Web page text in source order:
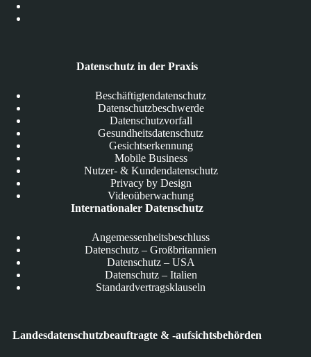
Datenschutz in der Praxis
Beschäftigtendatenschutz
Datenschutzbeschwerde
Datenschutzvorfall
Gesundheitsdatenschutz
Gesichtserkennung
Mobile Business
Nutzer- & Kundendatenschutz
Privacy by Design
Videoüberwachung
Internationaler Datenschutz
Angemessenheitsbeschluss
Datenschutz – Großbritannien
Datenschutz – USA
Datenschutz – Italien
Standardvertragsklauseln
Landesdatenschutzbeauftragte & -aufsichtsbehörden